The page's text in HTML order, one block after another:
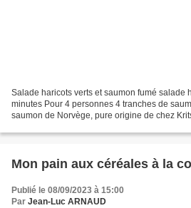
Salade haricots verts et saumon fumé salade
minutes Pour 4 personnes 4 tranches de
saumon de Norvège, pure origine de chez
Mon pain aux céréales à la
Publié le 08/09/2023 à 15:00
Par Jean-Luc ARNAUD